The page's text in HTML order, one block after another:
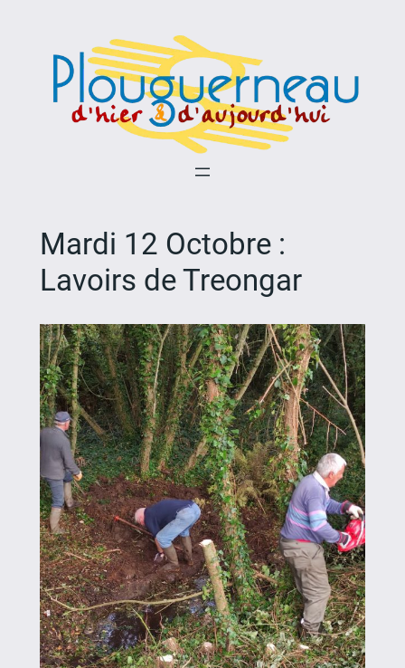
Mardi 12 Octobre :
Lavoirs de Treongar